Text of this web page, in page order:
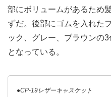
部にボリュームがあるため
ずだ。後部にゴムを入れた
ック、グレー、ブラウンの
となっている。
●CP-19レザーキャスケット